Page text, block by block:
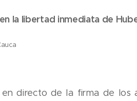
la libertad inmediata de
directo de la firma de los